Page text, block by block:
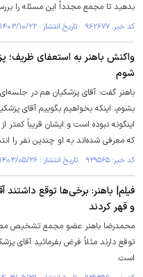
بدهید تا مجمع مجدداً این مسئله را
کد خبر: ۹۶۲۶۷۷ تاریخ انتشار : ۱۴۰۳/۱۰/۲۲
واکنش باهنر به استعفای ظریف؛
شوم
باهنر گفت: آقای پزشکیان هم در
بشوم، اینکه بخواهیم بگوییم آقای
اینگونه نبوده است و ایشان قریباً
که معرفی شده‌اند به او چندین نفر را
کد خبر: ۹۲۹۵۶۵ تاریخ انتشار : ۱۴۰۳/۰۵/۲۶
فیلم| باهنر: برخی‌ها توقع
و قهر کردند
محمدرضا باهنر عضو مجمع تشخیص
توقع دارند مثلاً فرض بفرمائید آقای
است.